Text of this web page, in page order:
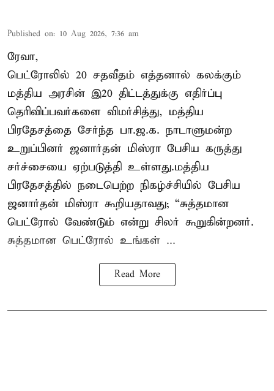
Published on: 10 Aug 2026, 7:36 am
ரேவா,
பெட்ரோலில் 20 சதவீதம் எத்தனால் கலக்கும்
மத்திய அரசின் இ20 திட்டத்துக்கு எதிர்ப்பு
தெரிவிப்பவர்களை விமர்சித்து, மத்திய
பிரதேசத்தை சேர்ந்த பா.ஜ.க. நாடாளுமன்ற
உறுப்பினர் ஜனார்தன் மிஸ்ரா பேசிய கருத்து
சர்ச்சையை ஏற்படுத்தி உள்ளது.மத்திய
பிரதேசத்தில் நடைபெற்ற நிகழ்ச்சியில் பேசிய
ஜனார்தன் மிஸ்ரா கூறியதாவது; “சுத்தமான
பெட்ரோல் வேண்டும் என்று சிலர் கூறுகின்றனர்.
சுத்தமான பெட்ரோல் உங்கள் ...
Read More